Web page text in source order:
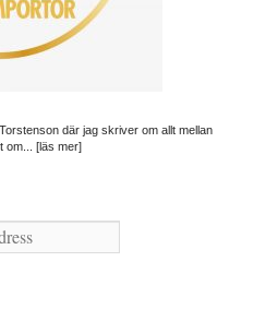
där jag skriver om allt mellan
om... [läs mer]